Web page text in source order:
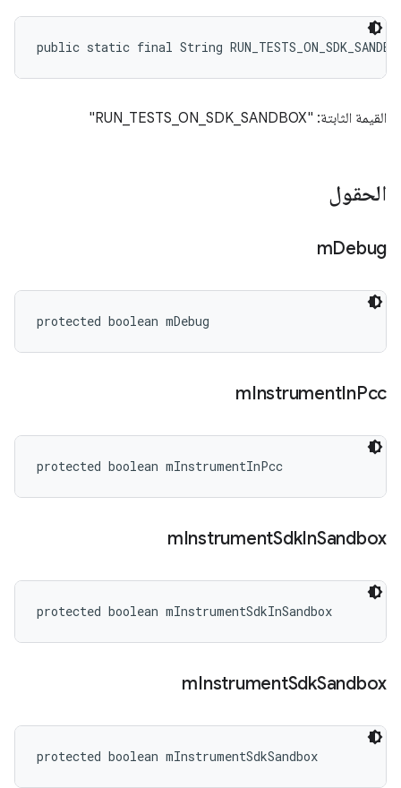
public static final String
القيمة الثابتة: "RUN_TESTS_ON_SDK_SANDBOX"
الحقول
mDebug
protected boolean mDebug
mInstrumentInPcc
protected boolean mInstrumentInPcc
mInstrumentSdkInSandbox
protected boolean mInstrumentSdkInSandbox
mInstrumentSdkSandbox
protected boolean mInstrumentSdkSandbox